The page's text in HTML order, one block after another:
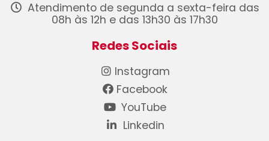
Atendimento de segunda a sexta-feira das
08h às 12h e das 13h30 às 17h30
Redes Sociais
Instagram
Facebook
YouTube
Linkedin